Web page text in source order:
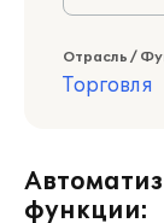
Отрасль /
Торговля
функции: